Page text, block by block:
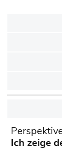
Ich zeige